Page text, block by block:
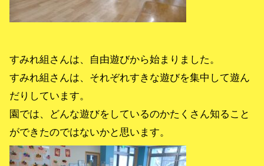
すみれ組さんは、自由遊びから始まりました。
すみれ組さんは、それぞれすきな遊びを集中して遊ん
だりしています。
園では、どんな遊びをしているのかたくさん知ること
ができたのではないかと思います。